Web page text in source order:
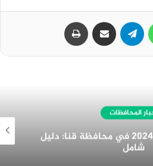
المحافظات
تُهنئ الرئيس السيسي
الولاية الجديدة